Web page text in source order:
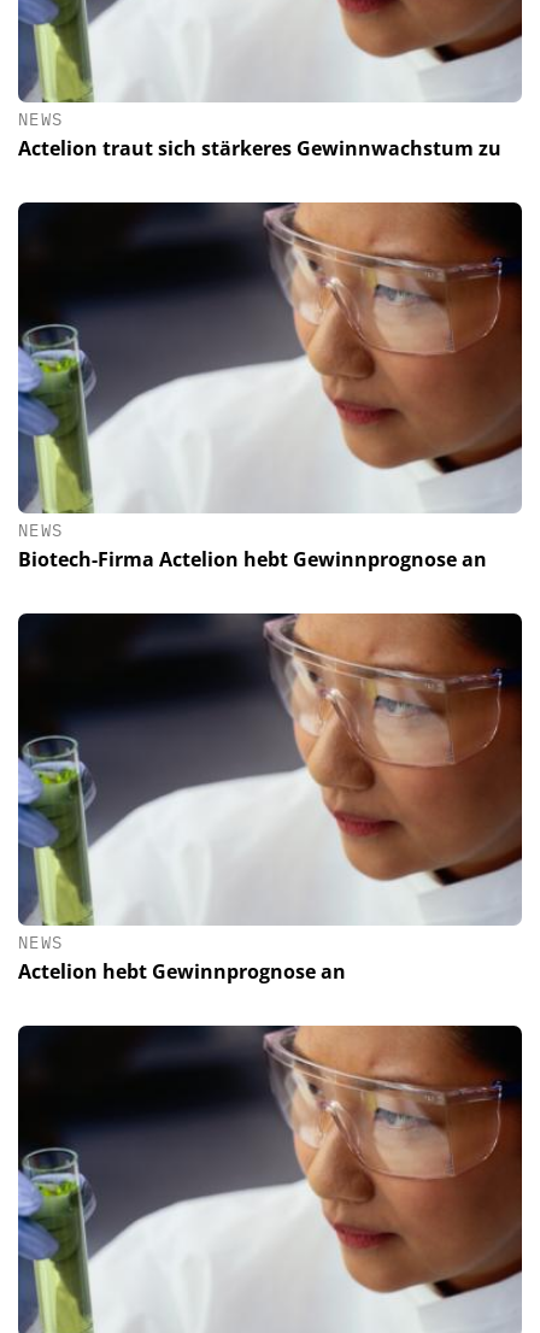
NEWS
Actelion traut sich stärkeres Gewinnwachstum zu
NEWS
Biotech-Firma Actelion hebt Gewinnprognose an
NEWS
Actelion hebt Gewinnprognose an